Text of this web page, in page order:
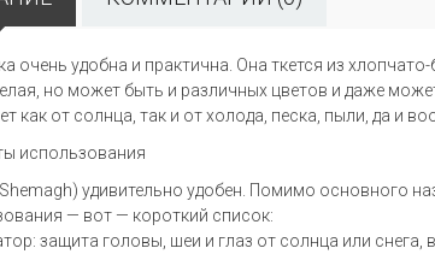
очень удобна и практична. Она ткется из
но может быть и различных цветов и даже
как от солнца, так и от холода, песка, пыли, да и
использования
удивительно удобен. Помимо основного
— вот — короткий список:
защита головы, шеи и глаз от солнца или снега,